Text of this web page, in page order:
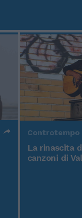
Controtempo
La rinascita
canzoni di